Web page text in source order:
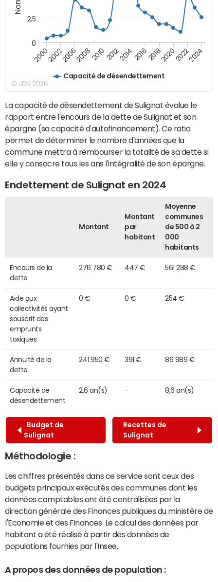
Capacité de désendettement
20002002200620082010 2012201420162018202020222024
0
2,5
© JDN 2026
La capacité de désendettement de Sulignat évalue le
rapport entre l'encours de la dette de Sulignat et son
épargne (sa capacité d'autofinancement). Ce ratio
permet de déterminer le nombre d'années que la
commune mettra à rembourser la totalité de sa dette si
elle y consacre tous les ans l'intégralité de son épargne.
Endettement de Sulignat en 2024
Montant
Montant
par
habitant
Moyenne
communes
de 500 à 2
000
habitants
Encours de la
dette
276 780 € 447 € 561 288 €
Aide aux
collectivités ayant
souscrit des
emprunts
toxiques
0 € 0 € 254 €
Annuité de la
dette
241 950 € 391 € 86 989 €
Capacité de
désendettement
2,6 an(s) - 8,6 an(s)
Budget de
Sulignat
Recettes de
Sulignat
Méthodologie :
Les chiffres présentés dans ce service sont ceux des
budgets principaux exécutés des communes dont les
données comptables ont été centralisées par la
direction générale des Finances publiques du ministère de
l'Economie et des Finances. Le calcul des données par
habitant a été réalisé à partir des données de
populations fournies par l'Insee.
A propos des données de population :